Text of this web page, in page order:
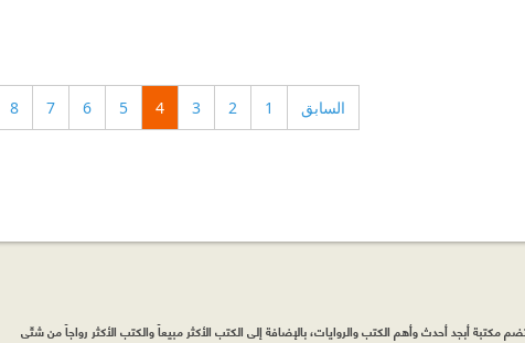
السابق 1
2
3
4
5
6
7
8
مكتبة أبجد أحدث وأهم الكتب والروايات، بالإضافة إلى الكتب الأكثر مبيعاً والكتب الأكثر رواجاً من شتّى